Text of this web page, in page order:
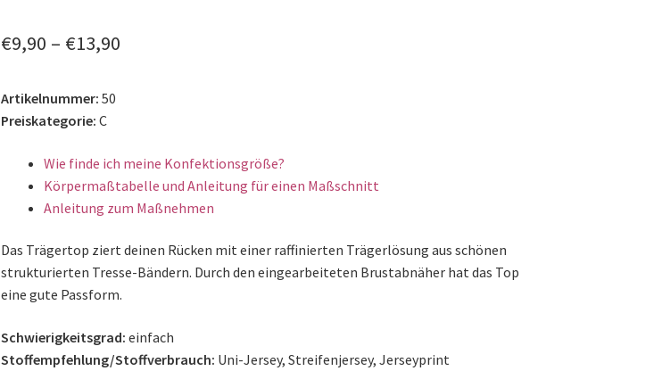
€9,90 – €13,90
Artikelnummer: 50
Preiskategorie: C
Wie finde ich meine Konfektionsgröße?
Körpermaßtabelle und Anleitung für einen Maßschnitt
Anleitung zum Maßnehmen
Das Trägertop ziert deinen Rücken mit einer raffinierten Trägerlösung aus schönen
strukturierten Tresse-Bändern. Durch den eingearbeiteten Brustabnäher hat das Top
eine gute Passform.
Schwierigkeitsgrad: einfach
Stoffempfehlung/Stoffverbrauch: Uni-Jersey, Streifenjersey, Jerseyprint